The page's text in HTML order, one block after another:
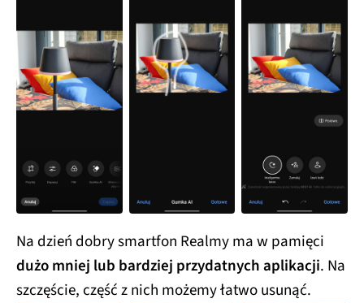
Na dzień dobry smartfon Realmy ma w pamięci
dużo mniej lub bardziej przydatnych aplikacji. Na
szczęście, część z nich możemy łatwo usunąć.